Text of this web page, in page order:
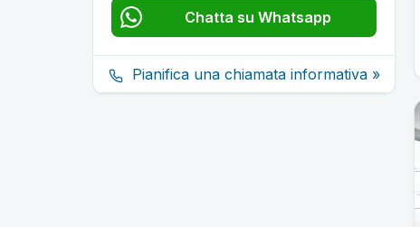
Chatta su Whatsapp
Pianifica una chiamata informativa »